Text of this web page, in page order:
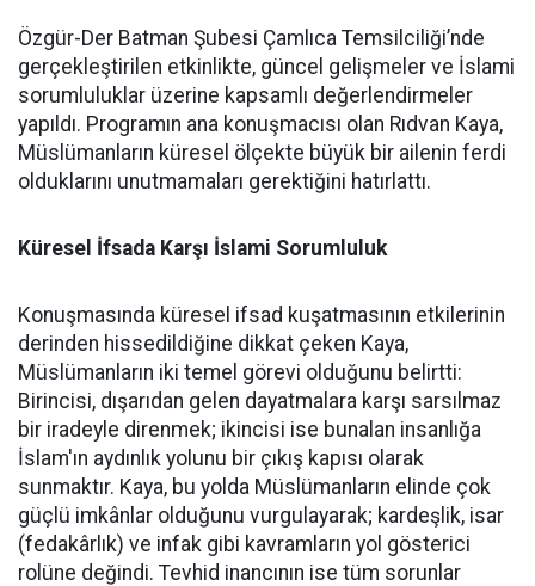
Özgür-Der Batman Şubesi Çamlıca Temsilciliği’nde
gerçekleştirilen etkinlikte, güncel gelişmeler ve İslami
sorumluluklar üzerine kapsamlı değerlendirmeler
yapıldı. Programın ana konuşmacısı olan Rıdvan Kaya,
Müslümanların küresel ölçekte büyük bir ailenin ferdi
olduklarını unutmamaları gerektiğini hatırlattı.
Küresel İfsada Karşı İslami Sorumluluk
Konuşmasında küresel ifsad kuşatmasının etkilerinin
derinden hissedildiğine dikkat çeken Kaya,
Müslümanların iki temel görevi olduğunu belirtti:
Birincisi, dışarıdan gelen dayatmalara karşı sarsılmaz
bir iradeyle direnmek; ikincisi ise bunalan insanlığa
İslam'ın aydınlık yolunu bir çıkış kapısı olarak
sunmaktır. Kaya, bu yolda Müslümanların elinde çok
güçlü imkânlar olduğunu vurgulayarak; kardeşlik, isar
(fedakârlık) ve infak gibi kavramların yol gösterici
rolüne değindi. Tevhid inancının ise tüm sorunlar